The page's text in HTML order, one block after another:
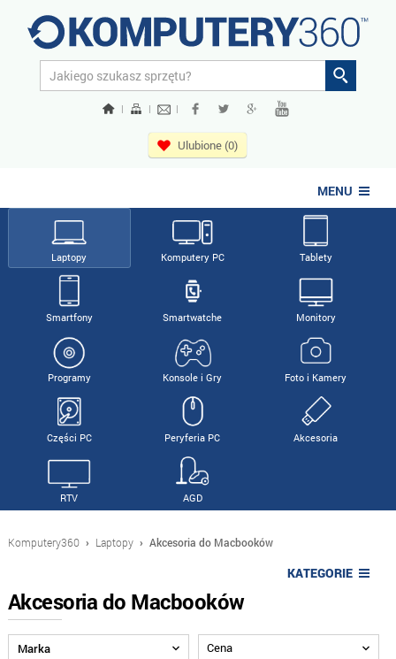
| | |
Ulubione (0)
MENU
Laptopy Komputery PC Tablety
Smartfony Smartwatche Monitory
Programy Konsole i Gry Foto i Kamery
Części PC Peryferia PC Akcesoria
RTV AGD
Komputery360 › Laptopy › Akcesoria do Macbooków
KATEGORIE
Akcesoria do Macbooków
Marka Cena